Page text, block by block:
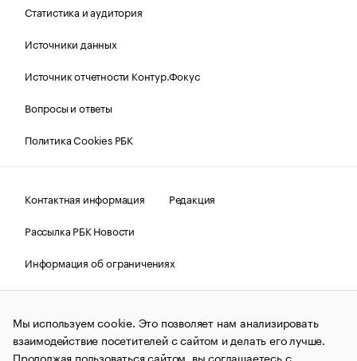
Статистика и аудитория
Источники данных
Источник отчетности Контур.Фокус
Вопросы и ответы
Политика Cookies РБК
Контактная информация
Редакция
Рассылка РБК Новости
Информация об ограничениях
Правовая информация
О соблюдении авторских прав
© АО «РОСБИЗНЕСКОНСАЛТИНГ»,1995–2026.Сообщения
и материалы информационного агентства «РБК»
(зарегистрировано Федеральной службой по надзору в сфере
Мы используем cookie. Это позволяет нам анализировать
взаимодействие посетителей с сайтом и делать его лучше.
Продолжая пользоваться сайтом, вы соглашаетесь с